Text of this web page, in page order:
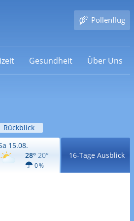
Pollenflug
Gesundheit Über Uns
Rückblick
15.08.
28° 20°
0 %
16-Tage Ausblick